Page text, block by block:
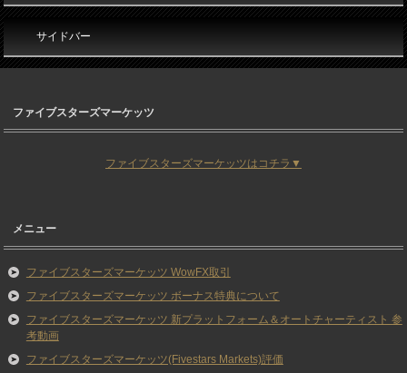
サイドバー
ファイブスターズマーケッツ
ファイブスターズマーケッツはコチラ▼
メニュー
ファイブスターズマーケッツ WowFX取引
ファイブスターズマーケッツ ボーナス特典について
ファイブスターズマーケッツ 新プラットフォーム＆オートチャーティスト 参
考動画
ファイブスターズマーケッツ(Fivestars Markets)評価